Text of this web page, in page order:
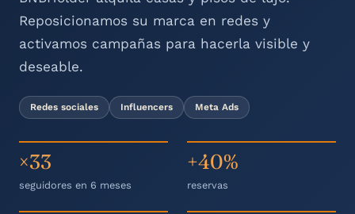
Reposicionamos su marca en redes y
activamos campañas para hacerla visible y
deseable.
Redes sociales Influencers Meta Ads
×33
seguidores en 6 meses
+40%
reservas